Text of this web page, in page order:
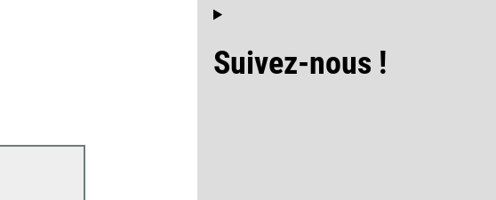
Suivez-nous !